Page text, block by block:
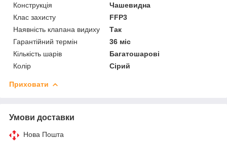
Конструкція
Чашевидна
Клас захисту
FFP3
Наявність клапана видиху
Так
Гарантійний термін
36 міс
Кількість шарів
Багатошарові
Колір
Сірий
Приховати
Умови доставки
Нова Пошта